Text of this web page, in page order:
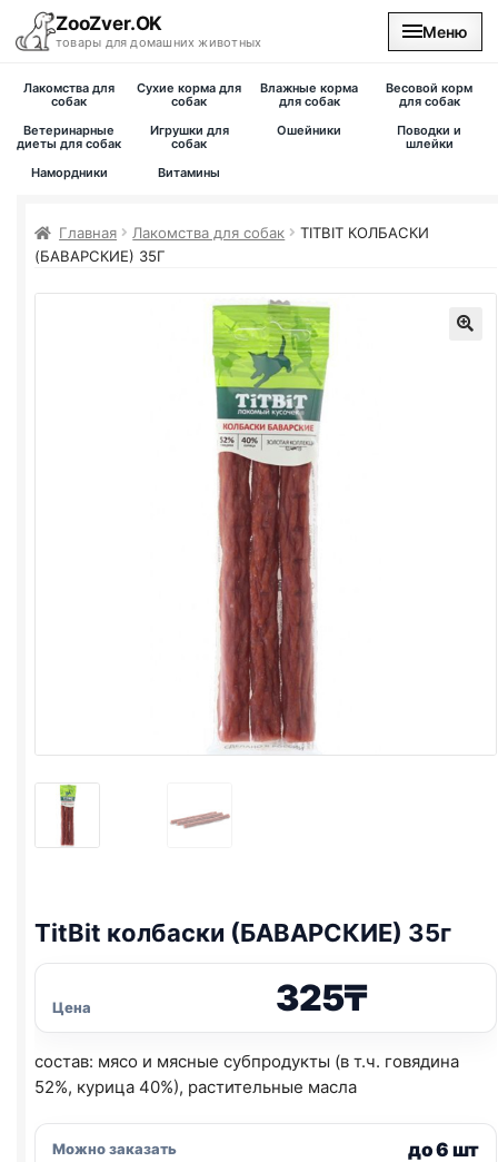
ZooZver.OK
товары для домашних животных
Меню
На главную
Лакомства для
собак
Сухие корма для
собак
Влажные корма
для собак
Весовой корм
для собак
Ветеринарные
диеты для собак
Игрушки для
собак
Ошейники
Поводки и
шлейки
Намордники
Витамины
Главная Лакомства для собак
TITBIT КОЛБАСКИ
(БАВАРСКИЕ) 35Г
TitBit колбаски (БАВАРСКИЕ) 35г
Цена 325₸
состав: мясо и мясные субпродукты (в т.ч. говядина
52%, курица 40%), растительные масла
Можно заказать до 6 шт